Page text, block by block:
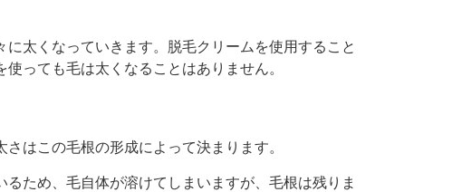
太くなっていきます。脱毛クリームを使用すること
っても毛は太くなることはありません。
はこの毛根の形成によって決まります。
ため、毛自体が溶けてしまいますが、毛根は残りま